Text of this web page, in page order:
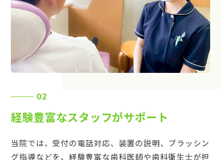
02
経験豊富なスタッフがサポート
当院では、受付の電話対応、装置の説明、ブラッシン
グ指導などを、経験豊富な歯科医師や歯科衛生士が担